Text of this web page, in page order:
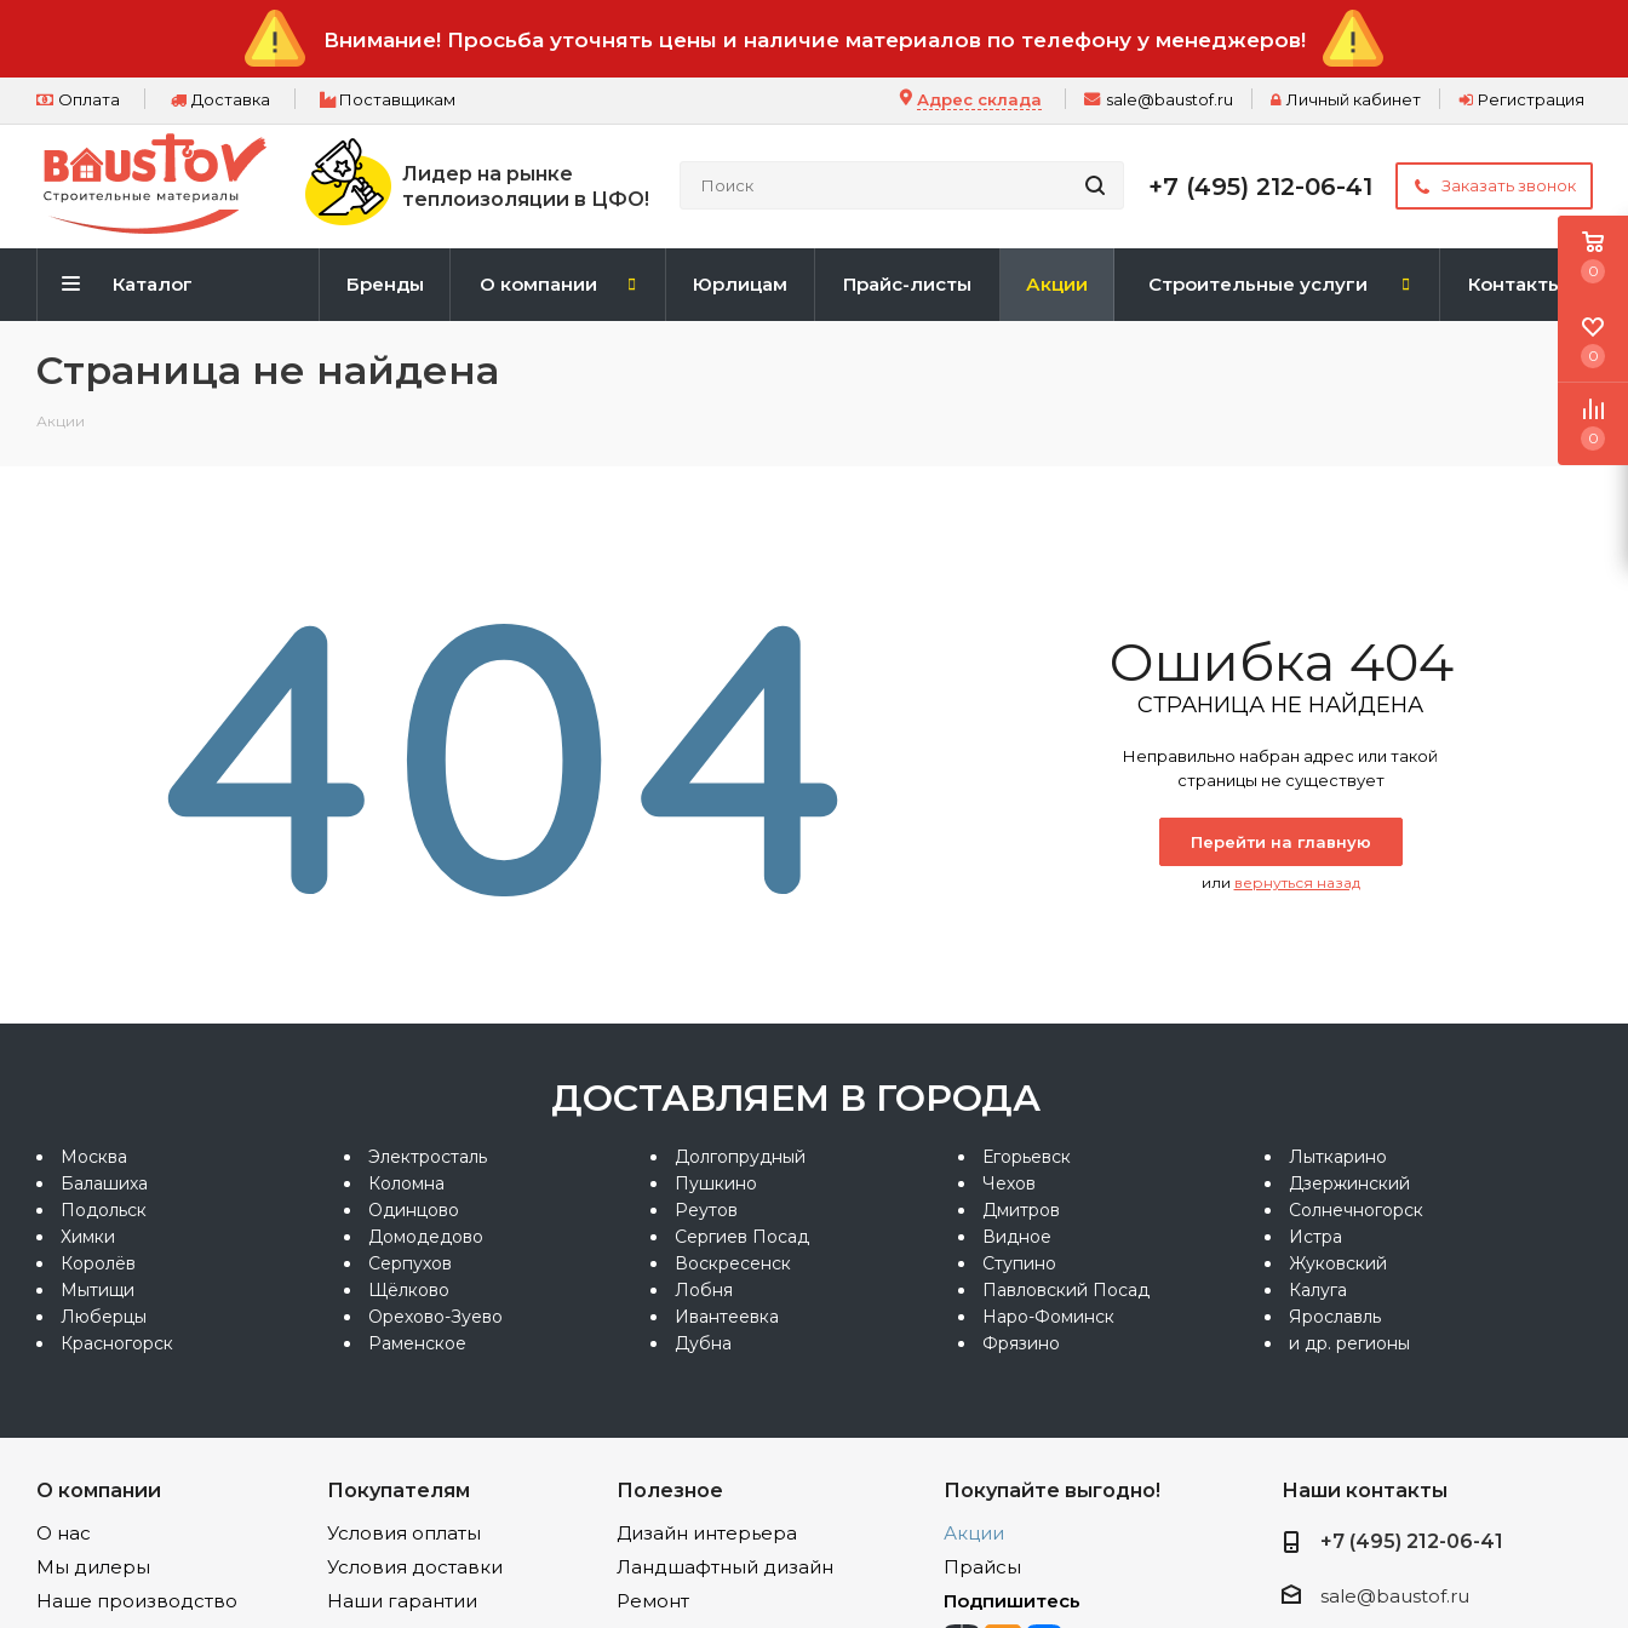
Внимание! Просьба уточнять цены и наличие материалов по телефону у менеджеров!
Оплата Доставка Поставщикам Регистрация
Личный кабинет
sale@baustof.ru
Адрес склада
Лидер на рынке
теплоизоляции в ЦФО!
+7 (495) 212-06-41 Заказать звонок
Каталог Бренды О компании Юрлицам Прайс-листы Акции Строительные услуги Контакты
Страница не найдена
Акции
Ошибка 404
СТРАНИЦА НЕ НАЙДЕНА
Неправильно набран адрес или такой
страницы не существует
Перейти на главную
или вернуться назад
ДОСТАВЛЯЕМ В ГОРОДА
Москва
Балашиха
Подольск
Химки
Королёв
Мытищи
Люберцы
Красногорск
Электросталь
Коломна
Одинцово
Домодедово
Серпухов
Щёлково
Орехово-Зуево
Раменское
Долгопрудный
Пушкино
Реутов
Сергиев Посад
Воскресенск
Лобня
Ивантеевка
Дубна
Егорьевск
Чехов
Дмитров
Видное
Ступино
Павловский Посад
Наро-Фоминск
Фрязино
Лыткарино
Дзержинский
Солнечногорск
Истра
Жуковский
Калуга
Ярославль
и др. регионы
О компании
О нас
Мы дилеры
Наше производство
Покупателям
Условия оплаты
Условия доставки
Наши гарантии
Полезное
Дизайн интерьера
Ландшафтный дизайн
Ремонт
Покупайте выгодно!
Акции
Прайсы
Подпишитесь
Наши контакты
+7 (495) 212-06-41
sale@baustof.ru
0
0
0